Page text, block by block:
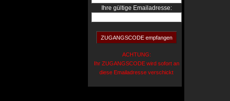
Ihre gültige Emailadresse:
ACHTUNG:
Ihr ZUGANGSCODE wird sofort an
diese Emailadresse verschickt